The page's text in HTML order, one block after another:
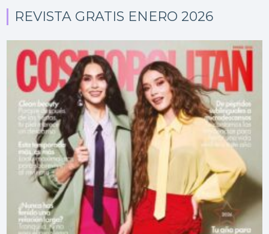
REVISTA GRATIS ENERO 2026